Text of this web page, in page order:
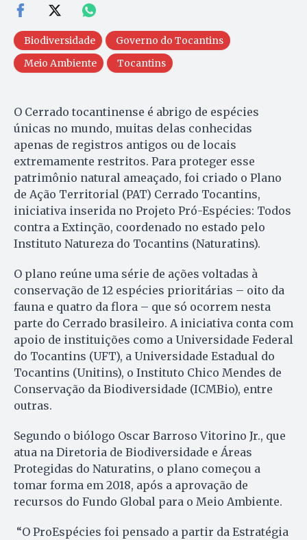
Biodiversidade
Governo do Tocantins
Meio Ambiente
Tocantins
O Cerrado tocantinense é abrigo de espécies
únicas no mundo, muitas delas conhecidas
apenas de registros antigos ou de locais
extremamente restritos. Para proteger esse
patrimônio natural ameaçado, foi criado o Plano
de Ação Territorial (PAT) Cerrado Tocantins,
iniciativa inserida no Projeto Pró-Espécies: Todos
contra a Extinção, coordenado no estado pelo
Instituto Natureza do Tocantins (Naturatins).
O plano reúne uma série de ações voltadas à
conservação de 12 espécies prioritárias – oito da
fauna e quatro da flora – que só ocorrem nesta
parte do Cerrado brasileiro. A iniciativa conta com
apoio de instituições como a Universidade Federal
do Tocantins (UFT), a Universidade Estadual do
Tocantins (Unitins), o Instituto Chico Mendes de
Conservação da Biodiversidade (ICMBio), entre
outras.
Segundo o biólogo Oscar Barroso Vitorino Jr., que
atua na Diretoria de Biodiversidade e Áreas
Protegidas do Naturatins, o plano começou a
tomar forma em 2018, após a aprovação de
recursos do Fundo Global para o Meio Ambiente.
“O ProEspécies foi pensado a partir da Estratégia